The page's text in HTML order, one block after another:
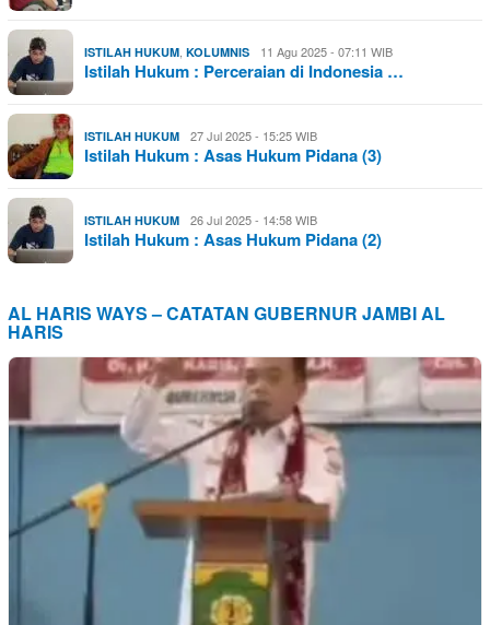
ISTILAH HUKUM KOLUMNIS 11 Agu 2025 - 07:11 WIB
Istilah Hukum : Perceraian di Indonesia …
ISTILAH HUKUM 27 Jul 2025 - 15:25 WIB
Istilah Hukum : Asas Hukum Pidana (3)
ISTILAH HUKUM 26 Jul 2025 - 14:58 WIB
Istilah Hukum : Asas Hukum Pidana (2)
AL HARIS WAYS – CATATAN GUBERNUR JAMBI AL
HARIS